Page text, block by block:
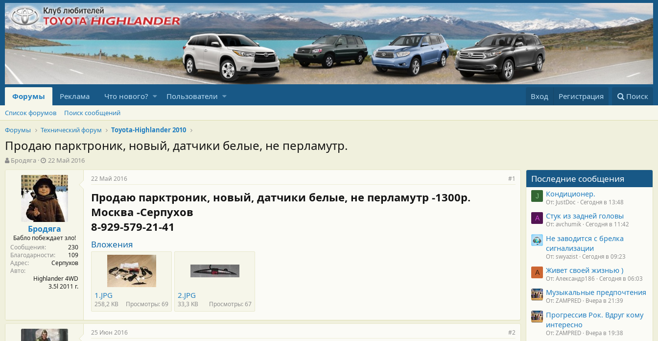
Форумы Реклама Что нового? Пользователи Вход Регистрация Поиск
Список форумов
Поиск сообщений
Форумы
Технический форум Toyota-Highlander 2010
Продаю парктроник, новый, датчики белые, не перламутр.
А
в
Бродяга
Д
а
т
а
н
а
ч
а
л
а
22 Май 2016
Бродяга
Бабло побеждает зло!
Сообщения
230
Благодарности
109
Адрес
Серпухов
Авто
Highlander 4WD
3.5l 2011 г.
22 Май 2016 #1
Продаю парктроник, новый, датчики белые, не перламутр -1300р.
Москва -Серпухов
8-929-579-21-41
Вложения
1.JPG
258,2 KB Просмотры: 69
2.JPG
33,3 KB Просмотры: 67
25 Июн 2016 #2
Последние сообщения
J Кондиционер.
От: JustDoc Сегодня в 13:48
A Стук из задней головы
От: avchumik Сегодня в 11:42
Не заводится с брелка
сигнализации
От: swyazist Сегодня в 09:23
А Живет своей жизнью )
От: Александр186 Сегодня в 06:03
Музыкальные предпочтения
От: ZAMPRED Вчера в 21:39
Прогрессив Рок. Вдруг кому
интересно
От: ZAMPRED Вчера в 19:38